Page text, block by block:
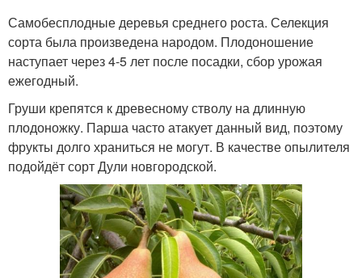
Самобесплодные деревья среднего роста. Селекция
сорта была произведена народом. Плодоношение
наступает через 4-5 лет после посадки, сбор урожая
ежегодный.
Груши крепятся к древесному стволу на длинную
плодоножку. Парша часто атакует данный вид, поэтому
фрукты долго храниться не могут. В качестве опылителя
подойдёт сорт Дули новгородской.